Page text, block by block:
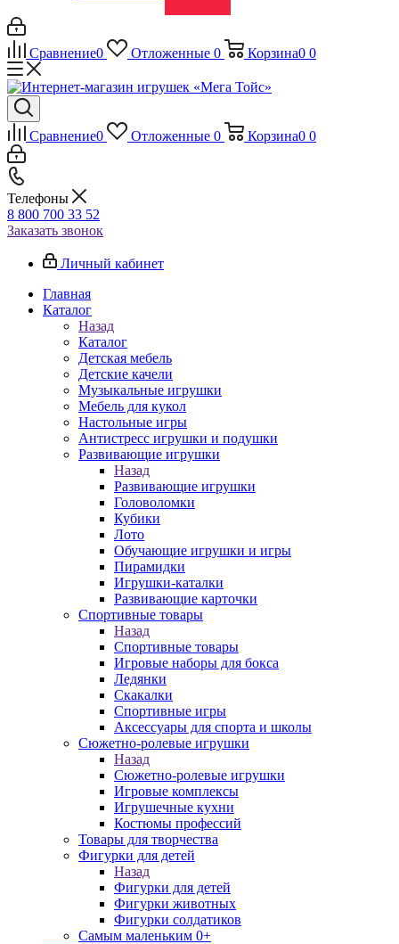
Сравнение0 Отложенные 0 Корзина0 0
Сравнение0 Отложенные 0 Корзина0 0
Телефоны
8 800 700 33 52
Заказать звонок
Личный кабинет
Главная
Каталог
Назад
Каталог
Детская мебель
Детские качели
Музыкальные игрушки
Мебель для кукол
Настольные игры
Антистресс игрушки и подушки
Развивающие игрушки
Назад
Развивающие игрушки
Головоломки
Кубики
Лото
Обучающие игрушки и игры
Пирамидки
Игрушки-каталки
Развивающие карточки
Спортивные товары
Назад
Спортивные товары
Игровые наборы для бокса
Ледянки
Скакалки
Спортивные игры
Аксессуары для спорта и школы
Сюжетно-ролевые игрушки
Назад
Сюжетно-ролевые игрушки
Игровые комплексы
Игрушечные кухни
Костюмы профессий
Товары для творчества
Фигурки для детей
Назад
Фигурки для детей
Фигурки животных
Фигурки солдатиков
Самым маленьким 0+